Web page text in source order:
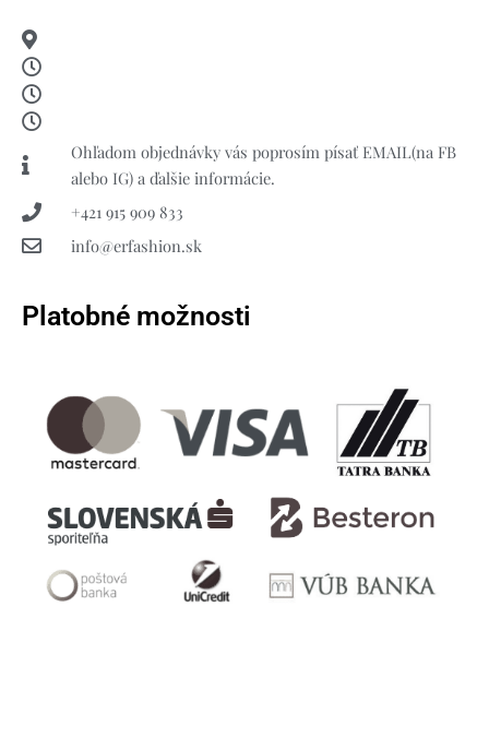
Ohľadom objednávky vás poprosím písať EMAIL(na FB
alebo IG) a ďalšie informácie.
+421 915 909 833
info@erfashion.sk
Platobné možnosti